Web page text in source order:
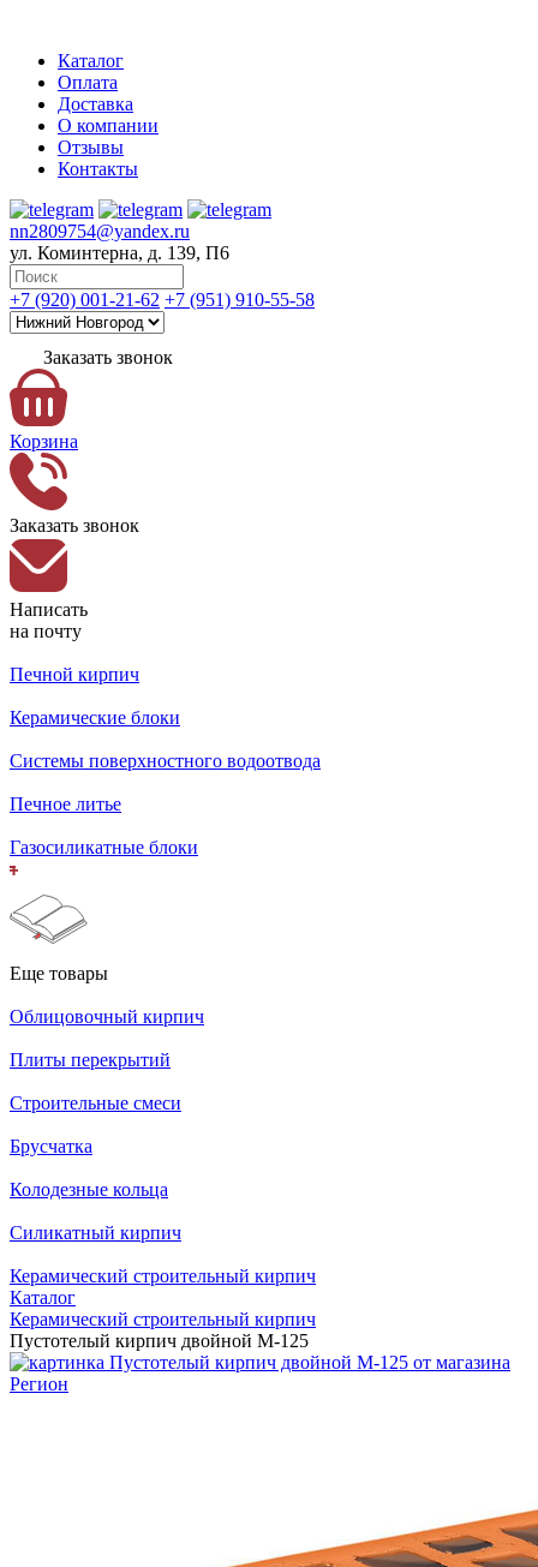
Каталог
Оплата
Доставка
О компании
Отзывы
Контакты
nn2809754@yandex.ru
ул. Коминтерна, д. 139, П6
+7 (920) 001-21-62 +7 (951) 910-55-58
Заказать звонок
Корзина
Заказать звонок
Написать
на почту
Печной кирпич
Керамические блоки
Системы поверхностного водоотвода
Печное литье
Газосиликатные блоки
Еще товары
Облицовочный кирпич
Плиты перекрытий
Строительные смеси
Брусчатка
Колодезные кольца
Силикатный кирпич
Керамический строительный кирпич
Каталог
Керамический строительный кирпич
Пустотелый кирпич двойной М-125